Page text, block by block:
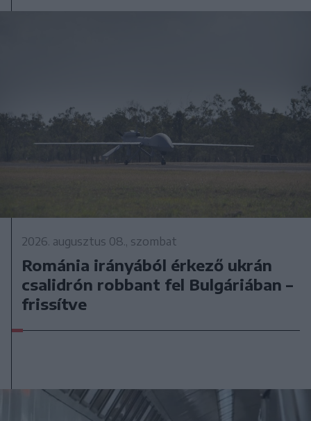
2026. augusztus 08., szombat
Románia irányából érkező ukrán
csalidrón robbant fel Bulgáriában –
frissítve